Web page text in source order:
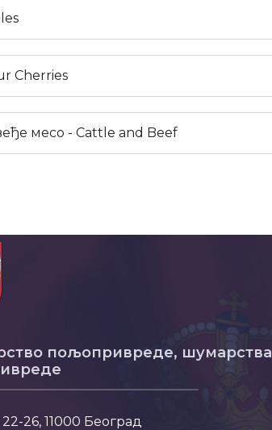
Cherries
месо - Cattle and Beef
пољопривреде, шумарства
26, 11000 Београд